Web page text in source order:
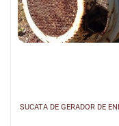
SUCATA DE GERADOR DE